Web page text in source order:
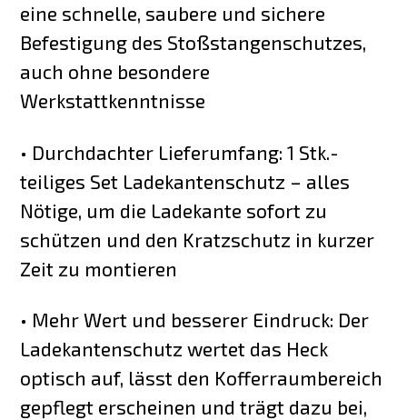
eine schnelle, saubere und sichere
Befestigung des Stoßstangenschutzes,
auch ohne besondere
Werkstattkenntnisse
• Durchdachter Lieferumfang: 1 Stk.-
teiliges Set Ladekantenschutz – alles
Nötige, um die Ladekante sofort zu
schützen und den Kratzschutz in kurzer
Zeit zu montieren
• Mehr Wert und besserer Eindruck: Der
Ladekantenschutz wertet das Heck
optisch auf, lässt den Kofferraumbereich
gepflegt erscheinen und trägt dazu bei,